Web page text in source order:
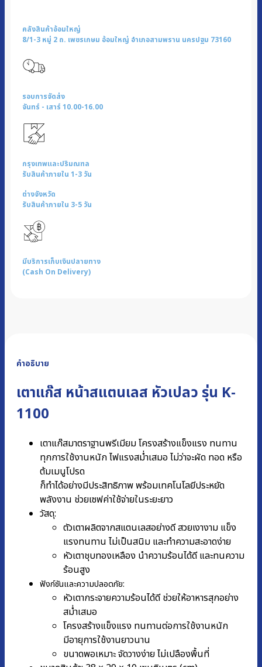
1100
คลังสินค้าอ้อมใหญ่
8/1-3 หมู่ 2 ถ. เพชรเกษม อ้อมใหญ่ อำเภอสามพราน นครปฐม 73160
รอบการจัดส่ง
จันทร์ - เสาร์ 10.00-16.00
กรุงเทพและปริมณฑล
รับสินค้าภายใน 1-3 วัน
ต่างจังหวัด
รับสินค้าภายใน 3-5 วัน
มีบริการเก็บเงินปลายทาง
(Cash On Delivery)
คำอธิบาย
เตาแก๊ส หน้าสแตนเลส หัวเปลว รุ่น K-
1100
เตาแก๊สมาตราฐานพรีเมียม โครงสร้างแข็งแรง ทนทาน
ทุกการใช้งานหนัก ไฟแรงสม่ำเสมอ ไม่ว่าจะผัด ทอด หรือ
ต้มเมนูโปรด
ก็ทำได้อย่างมีประสิทธิภาพ พร้อมเทคโนโลยีประหยัด
พลังงาน ช่วยเซฟค่าใช้จ่ายในระยะยาว
วัสดุ:
ตัวเตาผลิตจากสแตนเลสอย่างดี สวยเงางาม แข็ง
แรงทนทาน ไม่เป็นสนิม และทำความสะอาดง่าย
หัวเตาชุบทองเหลือง นำความร้อนได้ดี และทนความ
ร้อนสูง
ฟังก์ชันและความปลอดภัย:
หัวเตากระจายความร้อนได้ดี ช่วยให้อาหารสุกอย่าง
สม่ำเสมอ
โครงสร้างแข็งแรง ทนทานต่อการใช้งานหนัก
มีอายุการใช้งานยาวนาน
ขนาดพอเหมาะ จัดวางง่าย ไม่เปลืองพื้นที่